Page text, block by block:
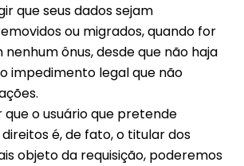
que seus dados sejam
ou migrados, quando for
nenhum ônus, desde que não haja
impedimento legal que não
o usuário que pretende
é, de fato, o titular dos
objeto da requisição, poderemos